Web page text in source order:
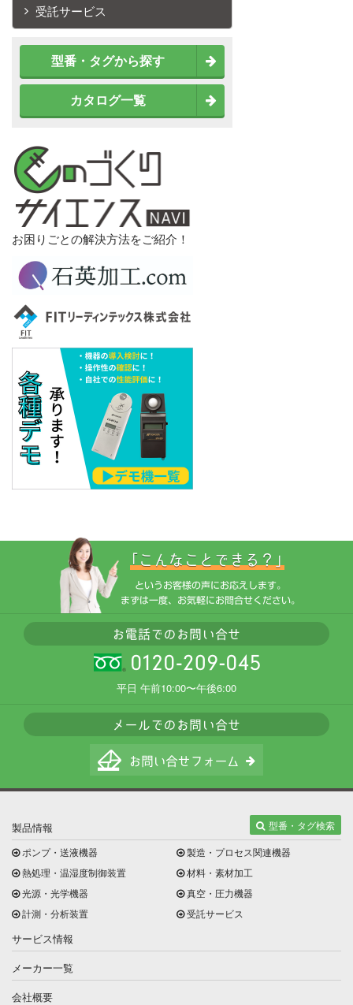
受託サービス
型番・タグから探す
カタログ一覧
お困りごとの解決方法をご紹介！
平日 午前10:00〜午後6:00
製品情報
型番・タグ検索
ポンプ・送液機器
熱処理・温湿度制御装置
光源・光学機器
計測・分析装置
製造・プロセス関連機器
材料・素材加工
真空・圧力機器
受託サービス
サービス情報
メーカー一覧
会社概要